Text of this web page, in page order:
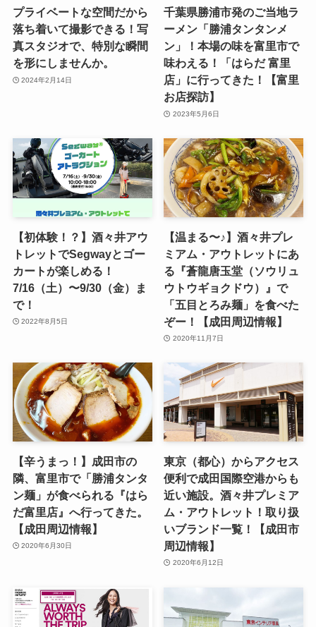
プライベートな空間だから
落ち着いて撮影できる！写
真スタジオで、特別な瞬間
を形にしませんか。
2024年2月14日
千葉県勝浦市発のご当地ラ
ーメン「勝浦タンタンメ
ン」！本場の味を富里市で
味わえる！「はらだ 富里
店」に行ってきた！【富里
お店探訪】
2023年5月6日
【初体験！？】酒々井アウ
トレットでSegwayとゴー
カートが楽しめる！
7/16（土）〜9/30（金）ま
で！
2022年8月5日
【温まる〜♪】酒々井プレ
ミアム・アウトレットにあ
る『蒼龍唐玉堂（ソウリュ
ウトウギョクドウ）』で
「五目とろみ麺」を食べた
ぞー！【成田周辺情報】
2020年11月7日
【辛うまっ！】成田市の
隣、富里市で「勝浦タンタ
ン麺」が食べられる『はら
だ富里店』へ行ってきた。
【成田周辺情報】
2020年6月30日
東京（都心）からアクセス
便利で成田国際空港からも
近い施設。酒々井プレミア
ム・アウトレット！取り扱
いブランド一覧！【成田市
周辺情報】
2020年6月12日